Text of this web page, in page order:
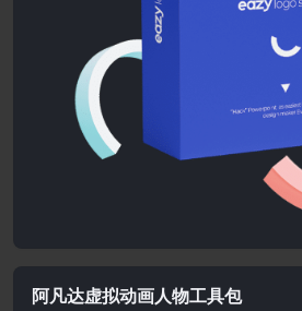
阿凡达虚拟动画人物工具包